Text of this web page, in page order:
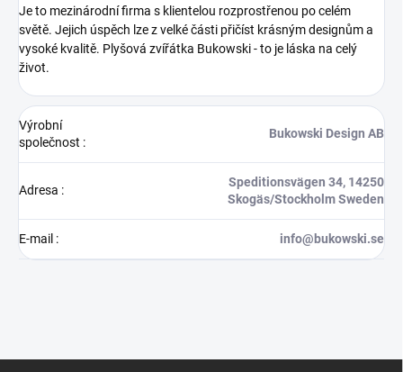
Je to mezinárodní firma s klientelou rozprostřenou po celém
světě. Jejich úspěch lze z velké části přičíst krásným designům a
vysoké kvalitě. Plyšová zvířátka Bukowski - to je láska na celý
život.
Výrobní
společnost :
Bukowski Design AB
Adresa :
Speditionsvägen 34, 14250
Skogäs/Stockholm Sweden
E-mail : info@bukowski.se